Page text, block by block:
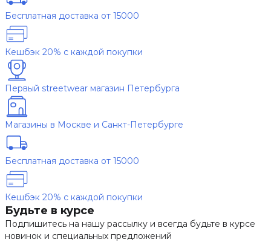
Бесплатная доставка от 15000
Кешбэк 20% с каждой покупки
Первый streetwear магазин Петербурга
Магазины в Москве и Санкт-Петербурге
Бесплатная доставка от 15000
Кешбэк 20% с каждой покупки
Будьте в курсе
Подпишитесь на нашу рассылку и всегда будьте в курсе
новинок и специальных предложений